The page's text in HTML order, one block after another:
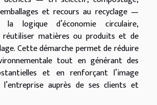
et recours au recyclage —
la logique d’économie circulaire,
matières ou produits et de
Cette démarche permet de réduire
tout en générant des
et en renforçant l’image
l’entreprise auprès de ses clients et